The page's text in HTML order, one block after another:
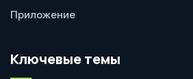
Приложение
Ключевые темы